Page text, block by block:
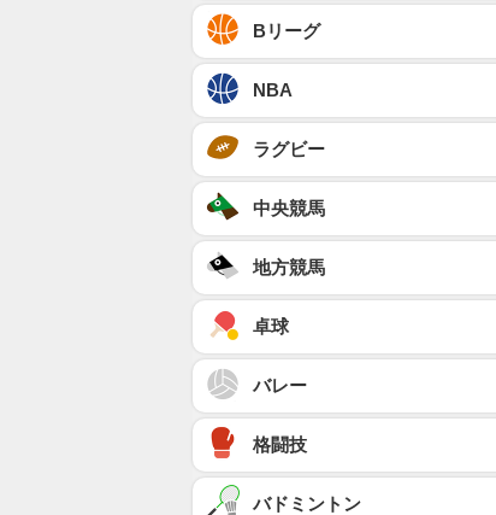
Bリーグ
NBA
ラグビー
中央競馬
地方競馬
卓球
バレー
格闘技
バドミントン